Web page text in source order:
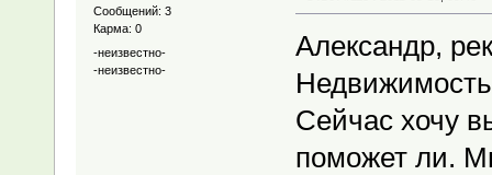
Сообщений: 3
Карма: 0
-неизвестно-
-неизвестно-
Александр,
Сейчас хочу
поможет ли.